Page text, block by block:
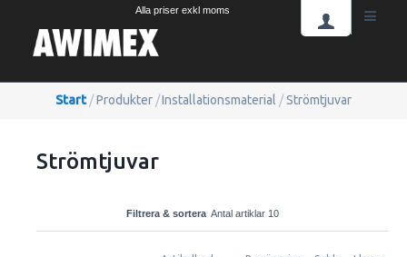
Alla priser exkl moms
Start /Produkter /Installationsmaterial /Strömtjuvar
Strömtjuvar
Filtrera & sortera Antal artiklar 10